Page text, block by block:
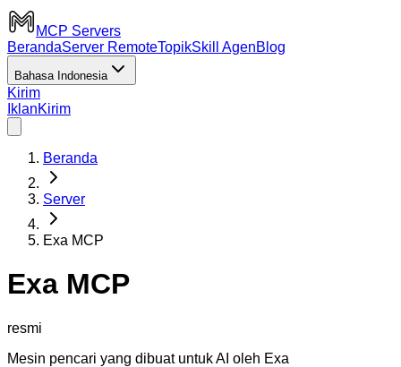
MCP Servers
BerandaServer RemoteTopikSkill AgenBlog
Bahasa Indonesia
Kirim
IklanKirim
Beranda
Server
Exa MCP
Exa MCP
resmi
Mesin pencari yang dibuat untuk AI oleh Exa